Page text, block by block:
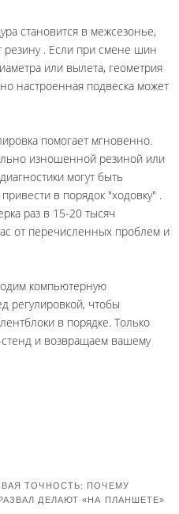
становится в межсезонье,
резину . Если при смене шин
или вылета, геометрия
настроенная подвеска может
помогает мгновенно.
изношенной резиной или
могут быть
в порядок "ходовку" .
раз в 15-20 тысяч
от перечисленных проблем и
компьютерную
регулировкой, чтобы
в порядке. Только
и возвращаем вашему
ТОЧНОСТЬ: ПОЧЕМУ
ДЕЛАЮТ «НА ПЛАНШЕТЕ»